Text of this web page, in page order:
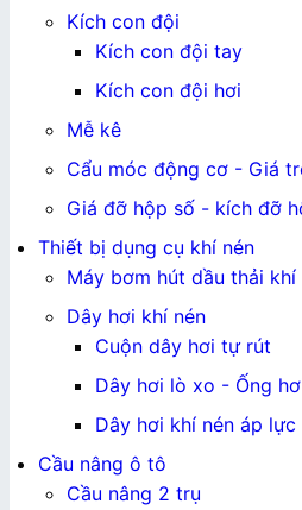
Kích con đội
Kích con đội tay
Kích con đội hơi
Mễ kê
Cẩu móc động cơ - Giá
Giá đỡ hộp số - kích đỡ
Thiết bị dụng cụ khí nén
Máy bơm hút dầu thải khí
Dây hơi khí nén
Cuộn dây hơi tự rút
Dây hơi lò xo - Ống
Dây hơi khí nén áp lực
Cầu nâng ô tô
Cầu nâng 2 trụ